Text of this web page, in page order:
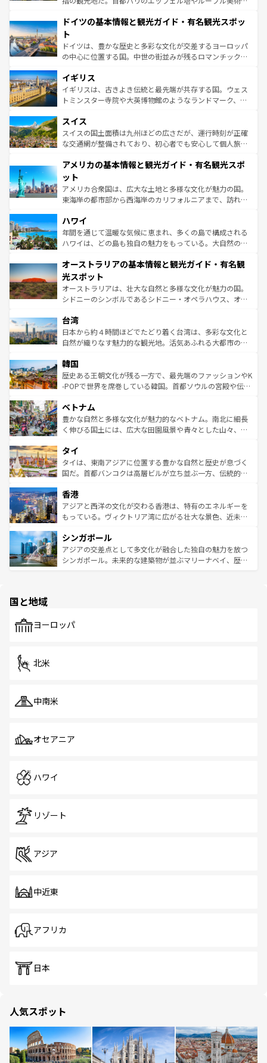
せる。地方によって風土や気候が異なるスペインはその個
ンテンツ一覧 を参照してほしい。
で、幅広い魅力が詰まっている。華麗な宮殿、歴史的な大
聖堂、美しいビーチ、そして豊かな自然が、訪れる者を心
から魅了する。また、フランスは美食の国としても知ら
れ、フランス料理はユネスコ無形文化遺産にも登録されて
香り高いラベンダー畑など、多彩な楽しみ方が可能だ。さ
らに、パリ以外の地域にも魅力が溢れており、どの街角に
も豊かな歴史と文化が息づいている。パリ以外の個性あふ
を参照してほしい。
ドイツの基本情報と観光ガイド・有名観光スポッ
ト
ドイツは、豊かな歴史と多彩な文化が交差するヨーロッパ
の中心に位置する国。中世の街並みが残るロマンチック街
顔を持つこの国は、どこを歩いても飽きることがない。ベ
ルリンの文化的活気、バイエルン州のアルプスの絶景、そ
してライン川沿いのワイン畑といった風景は必見。ビール
は、お酒好きな人にはぜひ体験してほしい。 なお、新着の
ドイツ情報はコンテンツ一覧を参照してほしい。
イギリス
イギリスは、古きよき伝統と最先端が共存する国。ウェス
トミンスター寺院や大英博物館のようなランドマーク、歴
リアごとに異なる魅力がある。また、優雅なアフタヌーン
ティー、ビール好きにはたまらない英国パブ、サッカー観
戦など、本場だからこそできる体験も豊富。イギリスを旅
ンツ一覧を参照してほしい。
スイス
スイスの国土面積は九州ほどの広さだが、運行時刻が正確
な交通網が整備されており、初心者でも安心して個人旅行
の建物がそのまま残る町や、スイスならではのユニークな
博物館もあり、アルプス観光だけでなく町歩きも満喫する
ことができる。国民の所得が高いため物価も高いが、旅行
者向けの交通パス提供のサービスもあり、うまく活用すれ
着のスイス情報は
アメリカの基本情報と観光ガイド・有名観光スポ
ット
アメリカ合衆国は、広大な土地と多様な文化が魅力の国。
東海岸の都市部から西海岸のカリフォルニアまで、訪れる
のような巨大都市は、観光、ショッピング、エンターテイ
ンメントが詰まった刺激的なスポットだ。一方、アメリカ
西部には大自然が広がり、グランドキャニオンやイエロー
部のニューオーリンズでは、音楽と美食が融合した独特の
文化が魅力。旅行者はアメリカの各地域で異なる魅力を楽
しみながら、その多様性と豊かな歴史を感じることができ
るだろう。車でのロードトリップや列車の旅も、アメリカ
情報は
ハワイ
年間を通じて温暖な気候に恵まれ、多くの島で構成される
ハワイは、どの島も独自の魅力をもっている。大自然の神
ワイ島は見逃せない。また、定番の観光地といえばオアフ
島だが、静かな自然を求めるならマウイ島やカウアイ島が
おすすめ。エメラルドグリーンに輝く海をはじめ、豊かな
文化や歴史が息づいている。「アロハスピリット」と呼ば
人々、おいしいローカルフードやハワイアンミュージッ
ク、伝統的なフラダンスなど、すべてがハワイの魅力を彩
っている。訪れるたびに新しい発見と感動が待っているハ
はコンテンツ一覧
オーストラリアの基本情報と観光ガイド・有名観
光スポット
オーストラリアは、壮大な自然と多様な文化が魅力の国。
シドニーのシンボルであるシドニー・オペラハウス、オー
リアリーフや大陸中央部にそびえるウルル（エアーズロッ
ク）、タスマニアの美しい原生林やケアンズの熱帯雨林な
ど、見どころがたくさん。また、カフェやワイン、オージ
いる。アクティビティも充実しており、サーフィンやダイ
ビング、ハイキングなど、アウトドア好きにはたまらな
い。オーストラリアの多彩な魅力を存分に味わいつくそ
参照してほしい。
台湾
日本から約４時間ほどでたどり着く台湾は、多彩な文化と
自然が織りなす魅力的な観光地。活気あふれる大都市の台
ン）、静ひつな山岳地帯である台湾東部など、都市の喧騒
と山間の静けさが共存しており、訪れる人に新しい発見と
驚きをもたらしてくれる。また、奥深い台湾の食文化も魅
容にもいいと評判のスイーツなど、バラエティ豊かな料理
が味わえる。 なお、新着の台湾情報は コンテンツ一覧を参
照してほしい。
韓国
歴史ある王朝文化が残る一方で、最先端のファッションやK
-POPで世界を席巻している韓国。首都ソウルの宮殿や伝統
き、地方に足を延ばせば四季折々の自然美を楽しむことが
できる。そして、キムチや焼肉、絶品のストリートフード
まで、さまざまな韓国料理が待っている。夜には、韓国な
リティに包まれながら、韓国の多彩な魅力を心ゆくまで味
わってみてほしい。 なお、新着の韓国情報はコンテンツ一
覧を参照してほしい。
ベトナム
豊かな自然と多様な文化が魅力的なベトナム。南北に細長
く伸びる国土には、広大な田園風景や青々とした山々、世
急速な発展と共に伝統が息づく。ハノイの古い町並みやホ
ーチミン市のフランス統治時代の建物も、独特の雰囲気を
醸し出している。また、バラエティの豊かさとおいしさで
とつ。フォーやバインミー、ベトナムコーヒーなどは、ぜ
ひ現地で味わいたい。どの地域を訪れてもあたたかい人々
が旅行者を迎えてくれるので、きっと忘れられない旅にな
参照してほしい。
タイ
タイは、東南アジアに位置する豊かな自然と歴史が息づく
国だ。首都バンコクは高層ビルが立ち並ぶ一方、伝統的な
の活気が交差している。北部ではチェンマイなどの山岳地
帯で自然と触れ合い、南部ではプーケットやクラビの美し
いビーチでリゾート気分を楽しむことができる。タイ料理
激する。気候は一年中温暖で、どの季節にも異なる楽しみ
が待っている。親しみやすいタイの人々、仏教を中心とし
た文化、そして多様な観光資源が、訪れる旅人を魅了し続
香港
アジアと西洋の文化が交わる香港は、特有のエネルギーを
もっている。ヴィクトリア湾に広がる壮大な景色、近未来
み、どこを訪れても感動するはず。観光スポットが密集し
ており、効率よく見どころを回れるのも魅力。息をのむよ
うな絶景から文化的な体験まで、香港を存分に楽しみ尽く
シンガポール
アジアの交差点として多文化が融合した独自の魅力を放つ
シンガポール。未来的な建築物が並ぶマリーナベイ、歴史
で、ホーカーズは地元の風情を楽しめる外せないスポット
国と地域
ヨーロッパ
北米
中南米
オセアニア
ハワイ
リゾート
アジア
中近東
アフリカ
日本
人気スポット